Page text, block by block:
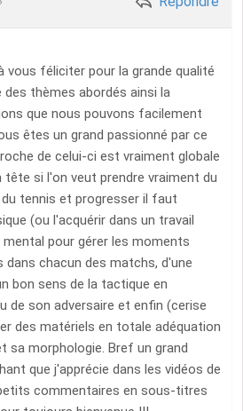
vous féliciter pour la grande qualité
thèmes abordés ainsi la
que nous pouvons facilement
êtes un grand passionné par ce
de celui-ci est vraiment globale
si l'on veut prendre vraiment du
tennis et progresser il faut
(ou l'acquérir dans un travail
pour gérer les moments
chacun des matchs, d'une
bon sens de la tactique en
de son adversaire et enfin (cerise
des matériels en totale adéquation
sa morphologie. Bref un grand
que j'apprécie dans les vidéos de
commentaires en sous-titres